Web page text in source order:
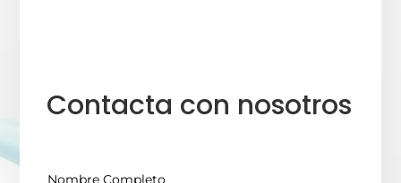
Contacta con nosotros